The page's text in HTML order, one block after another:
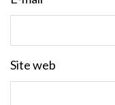
Site web